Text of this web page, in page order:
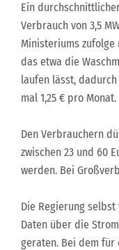
Ein
Verbrauch von 3,5
Ministeriums zufolge
das etwa die
laufen lässt,
mal 1,25 € pro Monat.
Den Verbrauchern
zwischen 23 und 60
werden. Bei
Die Regierung
Daten über die
geraten. Bei dem für